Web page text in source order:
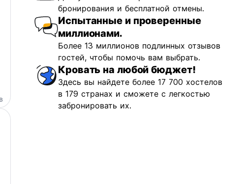
бронирования и бесплатной отмены.
Испытанные и проверенные
миллионами.
Более 13 миллионов подлинных отзывов
гостей, чтобы помочь вам выбрать.
Кровать на любой бюджет!
Здесь вы найдете более 17 700 хостелов
в 179 странах и сможете с легкостью
забронировать их.